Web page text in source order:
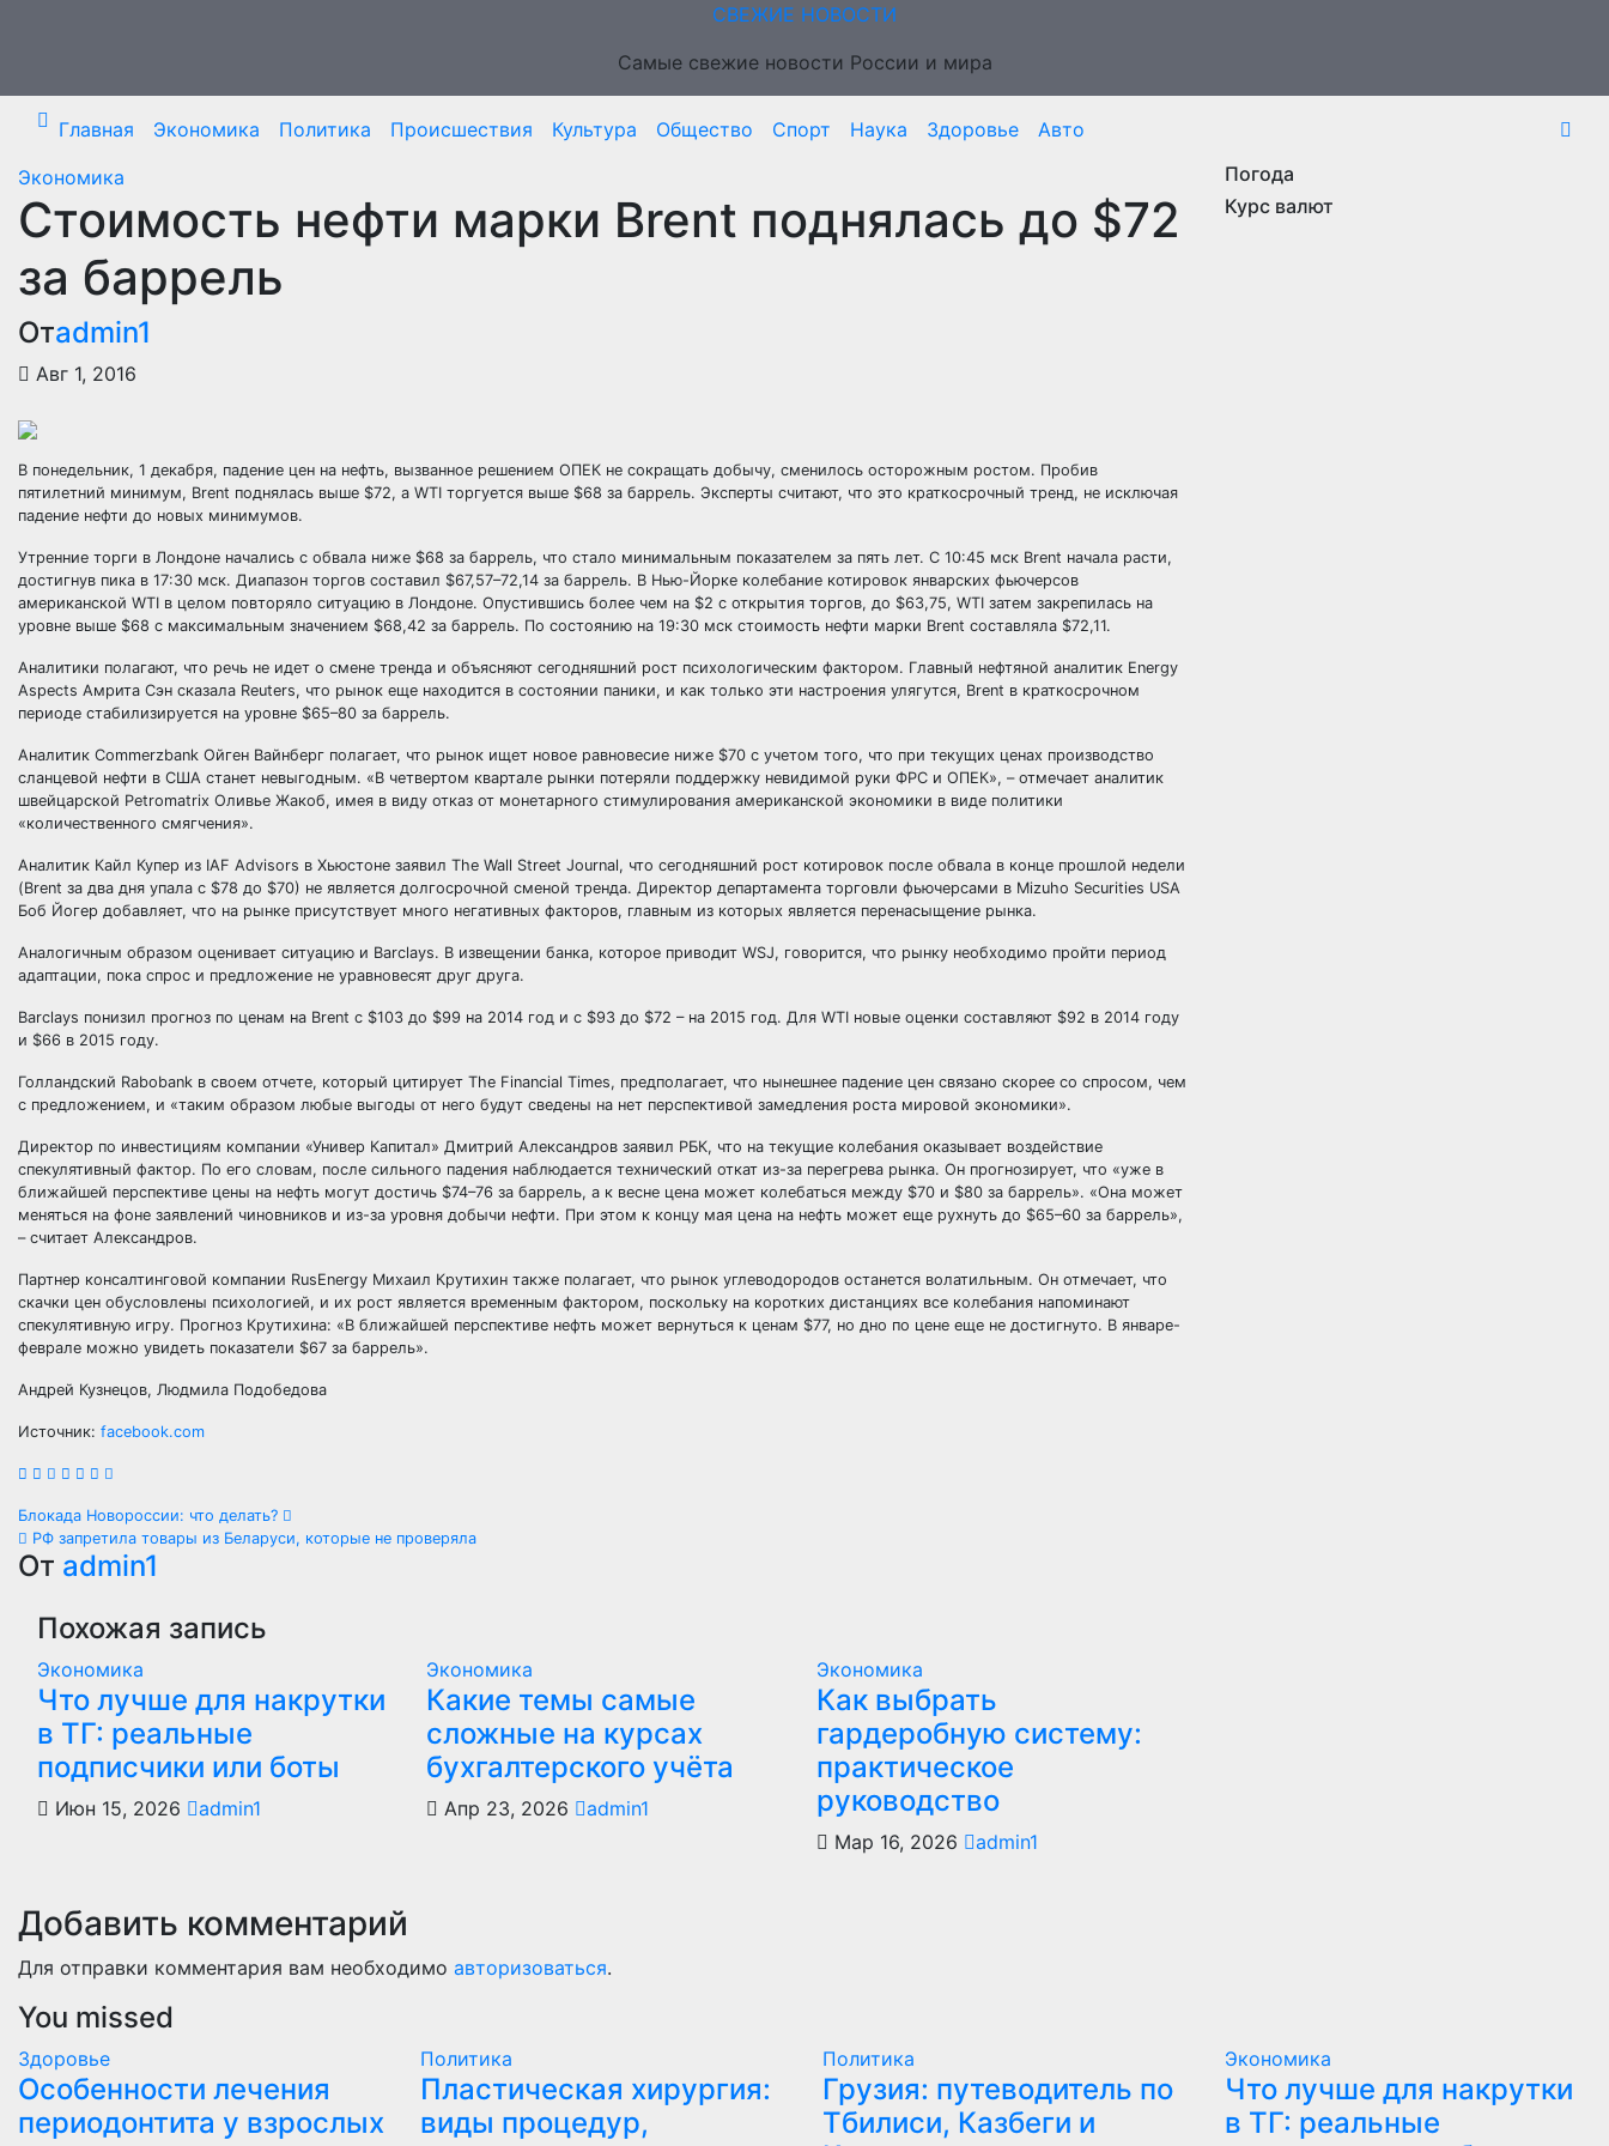
СВЕЖИЕ НОВОСТИ
Самые свежие новости России и мира
Главная Экономика Политика Происшествия Культура Общество Спорт Наука Здоровье
Авто
Экономика
Стоимость нефти марки Brent поднялась до $72
за баррель
Отadmin1
Авг 1, 2016
В понедельник, 1 декабря, падение цен на нефть, вызванное решением ОПЕК не сокращать добычу, сменилось осторожным ростом. Пробив
пятилетний минимум, Brent поднялась выше $72, а WTI торгуется выше $68 за баррель. Эксперты считают, что это краткосрочный тренд, не исключая
падение нефти до новых минимумов.
Утренние торги в Лондоне начались с обвала ниже $68 за баррель, что стало минимальным показателем за пять лет. С 10:45 мск Brent начала расти,
достигнув пика в 17:30 мск. Диапазон торгов составил $67,57–72,14 за баррель. В Нью-Йорке колебание котировок январских фьючерсов
американской WTI в целом повторяло ситуацию в Лондоне. Опустившись более чем на $2 с открытия торгов, до $63,75, WTI затем закрепилась на
уровне выше $68 с максимальным значением $68,42 за баррель. По состоянию на 19:30 мск стоимость нефти марки Brent составляла $72,11.
Аналитики полагают, что речь не идет о смене тренда и объясняют сегодняшний рост психологическим фактором. Главный нефтяной аналитик Energy
Aspects Амрита Сэн сказала Reuters, что рынок еще находится в состоянии паники, и как только эти настроения улягутся, Brent в краткосрочном
периоде стабилизируется на уровне $65–80 за баррель.
Аналитик Commerzbank Ойген Вайнберг полагает, что рынок ищет новое равновесие ниже $70 с учетом того, что при текущих ценах производство
сланцевой нефти в США станет невыгодным. «В четвертом квартале рынки потеряли поддержку невидимой руки ФРС и ОПЕК», – отмечает аналитик
швейцарской Petromatrix Оливье Жакоб, имея в виду отказ от монетарного стимулирования американской экономики в виде политики
«количественного смягчения».
Аналитик Кайл Купер из IAF Advisors в Хьюстоне заявил The Wall Street Journal, что сегодняшний рост котировок после обвала в конце прошлой недели
(Brent за два дня упала с $78 до $70) не является долгосрочной сменой тренда. Директор департамента торговли фьючерсами в Mizuho Securities USA
Боб Йогер добавляет, что на рынке присутствует много негативных факторов, главным из которых является перенасыщение рынка.
Аналогичным образом оценивает ситуацию и Barclays. В извещении банка, которое приводит WSJ, говорится, что рынку необходимо пройти период
адаптации, пока спрос и предложение не уравновесят друг друга.
Barclays понизил прогноз по ценам на Brent с $103 до $99 на 2014 год и с $93 до $72 – на 2015 год. Для WTI новые оценки составляют $92 в 2014 году
и $66 в 2015 году.
Голландский Rabobank в своем отчете, который цитирует The Financial Times, предполагает, что нынешнее падение цен связано скорее со спросом, чем
с предложением, и «таким образом любые выгоды от него будут сведены на нет перспективой замедления роста мировой экономики».
Директор по инвестициям компании «Универ Капитал» Дмитрий Александров заявил РБК, что на текущие колебания оказывает воздействие
спекулятивный фактор. По его словам, после сильного падения наблюдается технический откат из-за перегрева рынка. Он прогнозирует, что «уже в
ближайшей перспективе цены на нефть могут достичь $74–76 за баррель, а к весне цена может колебаться между $70 и $80 за баррель». «Она может
меняться на фоне заявлений чиновников и из-за уровня добычи нефти. При этом к концу мая цена на нефть может еще рухнуть до $65–60 за баррель»,
– считает Александров.
Партнер консалтинговой компании RusEnergy Михаил Крутихин также полагает, что рынок углеводородов останется волатильным. Он отмечает, что
скачки цен обусловлены психологией, и их рост является временным фактором, поскольку на коротких дистанциях все колебания напоминают
спекулятивную игру. Прогноз Крутихина: «В ближайшей перспективе нефть может вернуться к ценам $77, но дно по цене еще не достигнуто. В январе-
феврале можно увидеть показатели $67 за баррель».
Андрей Кузнецов, Людмила Подобедова
Источник: facebook.com
Навигация
по
записям
Блокада Новороссии: что делать?
РФ запретила товары из Беларуси, которые не проверяла
От admin1
Похожая запись
Экономика
Что лучше для накрутки
в ТГ: реальные
подписчики или боты
Июн 15, 2026 admin1
Экономика
Какие темы самые
сложные на курсах
бухгалтерского учёта
Апр 23, 2026 admin1
Экономика
Как выбрать
гардеробную систему:
практическое
руководство
Мар 16, 2026 admin1
Добавить комментарий
Для отправки комментария вам необходимо авторизоваться.
Погода
Курс валют
You missed
Здоровье
Особенности лечения
периодонтита у взрослых
Политика
Пластическая хирургия:
виды процедур,
Политика
Грузия: путеводитель по
Тбилиси, Казбеги и
Экономика
Что лучше для накрутки
в ТГ: реальные